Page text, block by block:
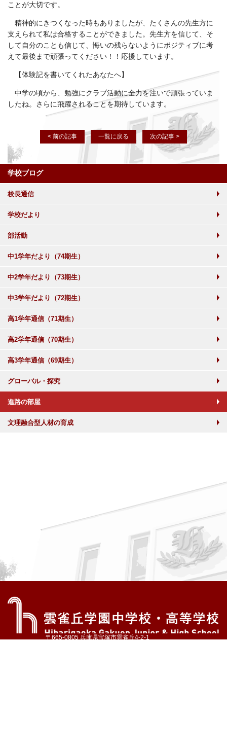
ことが大切です。
精神的にきつくなった時もありましたが、たくさんの先生方に
支えられて私は合格することができました。先生方を信じて、そ
して自分のことも信じて、悔いの残らないようにポジティブに考
えて最後まで頑張ってください！！応援しています。
【体験記を書いてくれたあなたへ】
中学の頃から、勉強にクラブ活動に全力を注いで頑張っていま
したね。さらに飛躍されることを期待しています。
< 前の記事 一覧に戻る 次の記事 >
学校ブログ
校長通信
学校だより
部活動
中1学年だより（74期生）
中2学年だより（73期生）
中3学年だより（72期生）
高1学年通信（71期生）
高2学年通信（70期生）
高3学年通信（69期生）
グローバル・探究
進路の部屋
文理融合型人材の育成
〒665-0805 兵庫県宝塚市雲雀丘4-2-1